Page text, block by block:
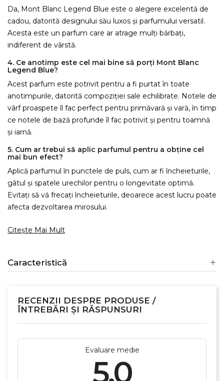
Da, Mont Blanc Legend Blue este o alegere excelentă de
cadou, datorită designului său luxos și parfumului versatil.
Acesta este un parfum care ar atrage mulți bărbați,
indiferent de vârstă.
4. Ce anotimp este cel mai bine să porți Mont Blanc
Legend Blue?
Acest parfum este potrivit pentru a fi purtat în toate
anotimpurile, datorită compoziției sale echilibrate. Notele de
vârf proaspete îl fac perfect pentru primăvară și vară, în timp
ce notele de bază profunde îl fac potrivit și pentru toamnă
și iarnă.
5. Cum ar trebui să aplic parfumul pentru a obține cel
mai bun efect?
Aplică parfumul în punctele de puls, cum ar fi încheieturile,
gâtul și spatele urechilor pentru o longevitate optimă.
Evitați să vă frecați încheieturile, deoarece acest lucru poate
afecta dezvoltarea mirosului.
Citește Mai Mult
Caracteristică
RECENZII DESPRE PRODUSE /
ÎNTREBĂRI ȘI RĂSPUNSURI
Evaluare medie
5.0
×
Numele listei de dorinte